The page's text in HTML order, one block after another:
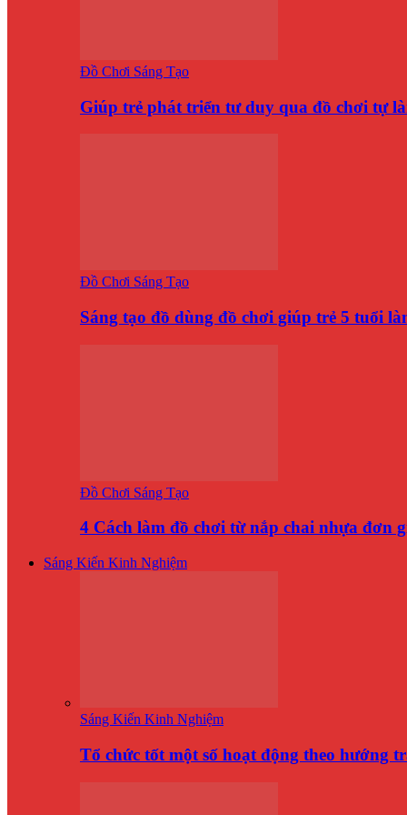
Đồ Chơi Sáng Tạo
Giúp trẻ phát triển tư duy qua đồ chơi tự
Đồ Chơi Sáng Tạo
Sáng tạo đồ dùng đồ chơi giúp trẻ 5 tuổi
Đồ Chơi Sáng Tạo
4 Cách làm đồ chơi từ nắp chai nhựa đơn
Sáng Kiến Kinh Nghiệm
Sáng Kiến Kinh Nghiệm
Tổ chức tốt một số hoạt động theo hướng